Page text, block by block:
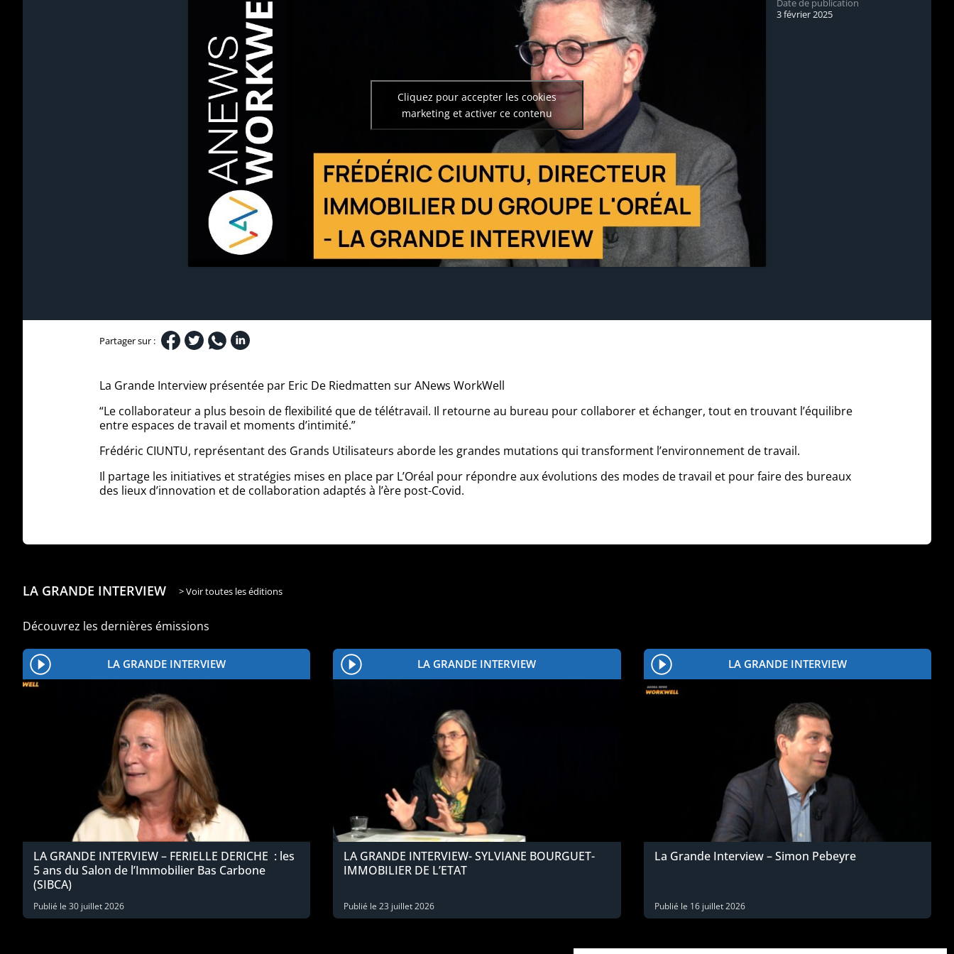
Cliquez pour accepter les cookies
marketing et activer ce contenu
Date de publication
3 février 2025
Partager sur :
La Grande Interview présentée par Eric De Riedmatten sur ANews WorkWell
“Le collaborateur a plus besoin de flexibilité que de télétravail. Il retourne au bureau pour collaborer et échanger, tout en trouvant l’équilibre
entre espaces de travail et moments d’intimité.”
Frédéric CIUNTU, représentant des Grands Utilisateurs aborde les grandes mutations qui transforment l’environnement de travail.
Il partage les initiatives et stratégies mises en place par L’Oréal pour répondre aux évolutions des modes de travail et pour faire des bureaux
des lieux d’innovation et de collaboration adaptés à l’ère post-Covid.
LA GRANDE INTERVIEW > Voir toutes les éditions
Découvrez les dernières émissions
LA GRANDE INTERVIEW
LA GRANDE INTERVIEW – FERIELLE DERICHE : les
5 ans du Salon de l’Immobilier Bas Carbone
(SIBCA)
Publié le 30 juillet 2026
LA GRANDE INTERVIEW
LA GRANDE INTERVIEW- SYLVIANE BOURGUET-
IMMOBILIER DE L’ETAT
Publié le23 juillet 2026
LA GRANDE INTERVIEW
La Grande Interview – Simon Pebeyre
Publié le 16 juillet 2026